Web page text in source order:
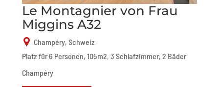
Le Montagnier von Frau
Miggins A32
Champéry, Schweiz
Platz für 6 Personen, 105m2, 3 Schlafzimmer, 2 Bäder
Champéry